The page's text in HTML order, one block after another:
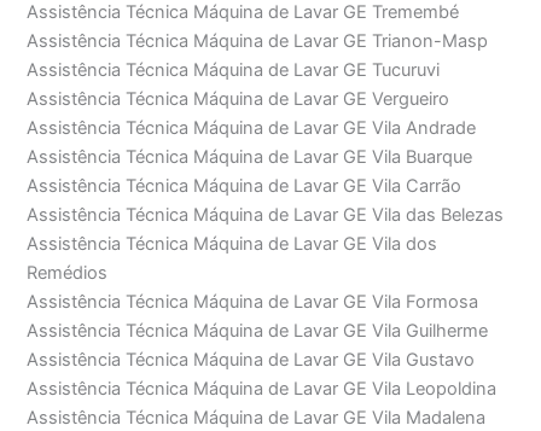
Assistência Técnica Máquina de Lavar GE Tremembé
Assistência Técnica Máquina de Lavar GE Trianon-Masp
Assistência Técnica Máquina de Lavar GE Tucuruvi
Assistência Técnica Máquina de Lavar GE Vergueiro
Assistência Técnica Máquina de Lavar GE Vila Andrade
Assistência Técnica Máquina de Lavar GE Vila Buarque
Assistência Técnica Máquina de Lavar GE Vila Carrão
Assistência Técnica Máquina de Lavar GE Vila das Belezas
Assistência Técnica Máquina de Lavar GE Vila dos
Remédios
Assistência Técnica Máquina de Lavar GE Vila Formosa
Assistência Técnica Máquina de Lavar GE Vila Guilherme
Assistência Técnica Máquina de Lavar GE Vila Gustavo
Assistência Técnica Máquina de Lavar GE Vila Leopoldina
Assistência Técnica Máquina de Lavar GE Vila Madalena